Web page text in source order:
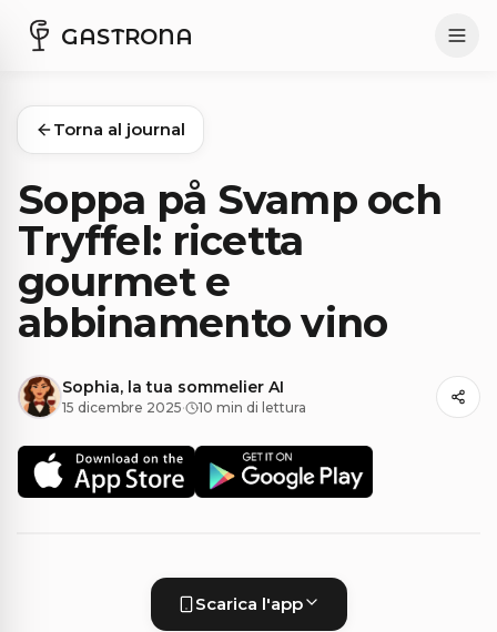
GASTRONA
Torna al journal
Soppa på Svamp och
Tryffel: ricetta
gourmet e
abbinamento vino
Sophia, la tua sommelier AI
15 dicembre 2025· 10 min di lettura
Scarica l'app